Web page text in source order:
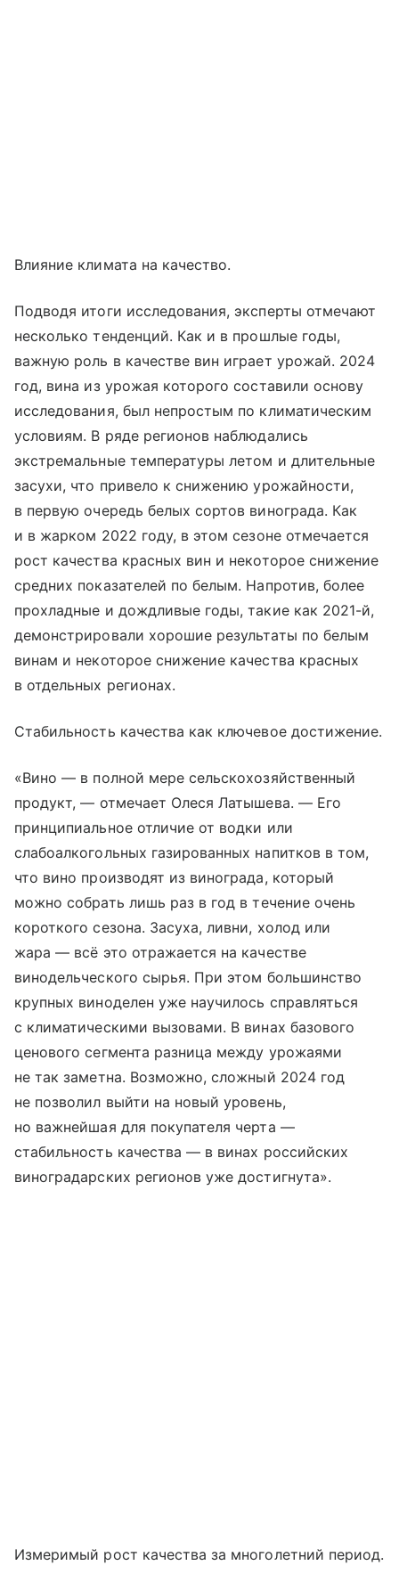
Влияние климата на качество.
Подводя итоги исследования, эксперты отмечают
несколько тенденций. Как и в прошлые годы,
важную роль в качестве вин играет урожай. 2024
год, вина из урожая которого составили основу
исследования, был непростым по климатическим
условиям. В ряде регионов наблюдались
экстремальные температуры летом и длительные
засухи, что привело к снижению урожайности,
в первую очередь белых сортов винограда. Как
и в жарком 2022 году, в этом сезоне отмечается
рост качества красных вин и некоторое снижение
средних показателей по белым. Напротив, более
прохладные и дождливые годы, такие как 2021-й,
демонстрировали хорошие результаты по белым
винам и некоторое снижение качества красных
в отдельных регионах.
Стабильность качества как ключевое достижение.
«Вино — в полной мере сельскохозяйственный
продукт, — отмечает Олеся Латышева. — Его
принципиальное отличие от водки или
слабоалкогольных газированных напитков в том,
что вино производят из винограда, который
можно собрать лишь раз в год в течение очень
короткого сезона. Засуха, ливни, холод или
жара — всё это отражается на качестве
винодельческого сырья. При этом большинство
крупных виноделен уже научилось справляться
с климатическими вызовами. В винах базового
ценового сегмента разница между урожаями
не так заметна. Возможно, сложный 2024 год
не позволил выйти на новый уровень,
но важнейшая для покупателя черта —
стабильность качества — в винах российских
виноградарских регионов уже достигнута».
Измеримый рост качества за многолетний период.